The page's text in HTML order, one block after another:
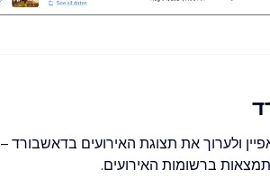
ולערוך את תצוגת האירועים בדאשבורד –
ברשומות האירועים.